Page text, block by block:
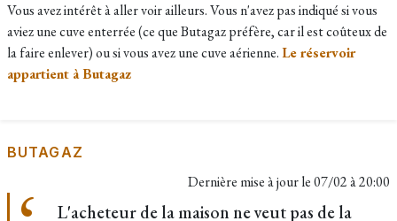
Vous avez intérêt à aller voir ailleurs. Vous n'avez pas indiqué si vous
aviez une cuve enterrée (ce que Butagaz préfère, car il est coûteux de
la faire enlever) ou si vous avez une cuve aérienne.Le réservoir
appartient à Butagaz
BUTAGAZ
Dernière mise à jour le07/02 à 20:00
L'acheteur de la maison ne veut pas de la